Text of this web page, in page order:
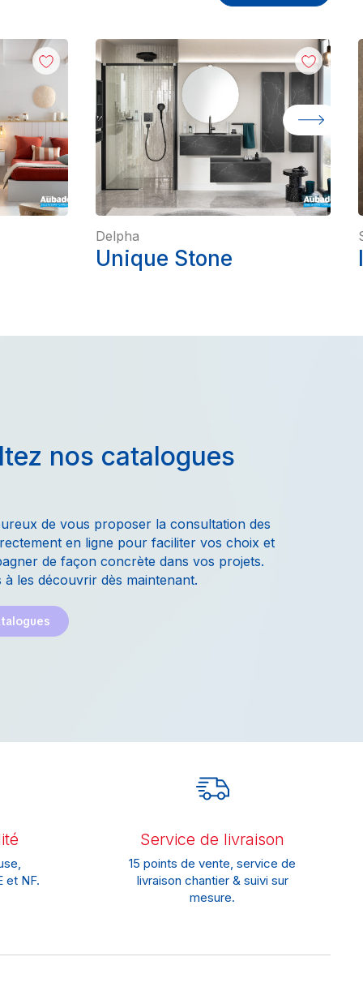
Delpha
Unique Stone
nos catalogues
de vous proposer la consultation des
en ligne pour faciliter vos choix et
de façon concrète dans vos projets.
à les découvrir dès maintenant.
et NF.
Service de livraison
15 points de vente, service de
livraison chantier & suivi sur
mesure.